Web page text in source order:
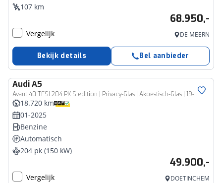
107 km
68.950,-
Vergelijk DE MEERN
Bekijk details Bel aanbieder
AudiA5
Avant 40 TFSI 204 PK S edition | Privacy-Glas | Akoestisch-Glas | 19-Inch | Adaptive-Cruise | Stoelverwarming | Ambient-verlichting | Elekt.verstelbare-stoelen |
18.720 km
01-2025
Benzine
Automatisch
204 pk (150 kW)
49.900,-
Vergelijk DOETINCHEM